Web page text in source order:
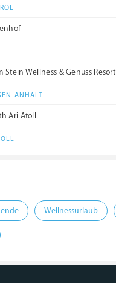
Stein Wellness & Genuss Resort
ANHALT
Ari Atoll
Wellnessurlaub